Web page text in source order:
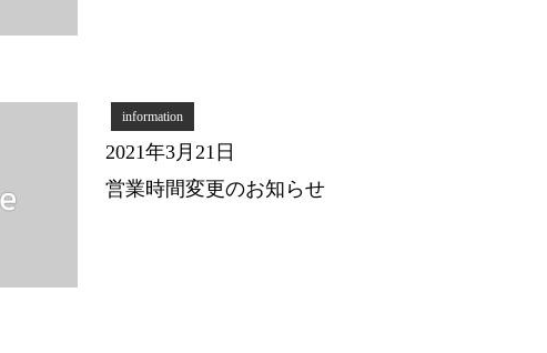
information
2021年3月21日
営業時間変更のお知らせ